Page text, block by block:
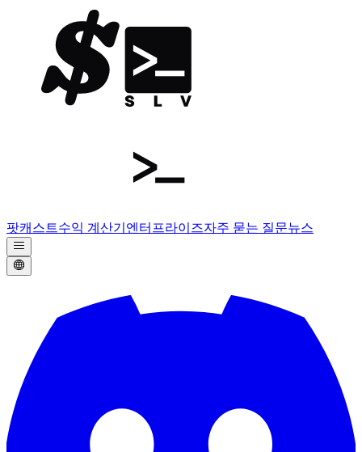
팟캐스트수익 계산기 엔터프라이즈자주 묻는 질문뉴스